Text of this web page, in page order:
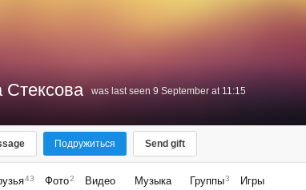
Стексова
was last seen 9 September at 11:15
Подружиться Send gift
43 Фото2 Видео Музыка Группы3 Игры